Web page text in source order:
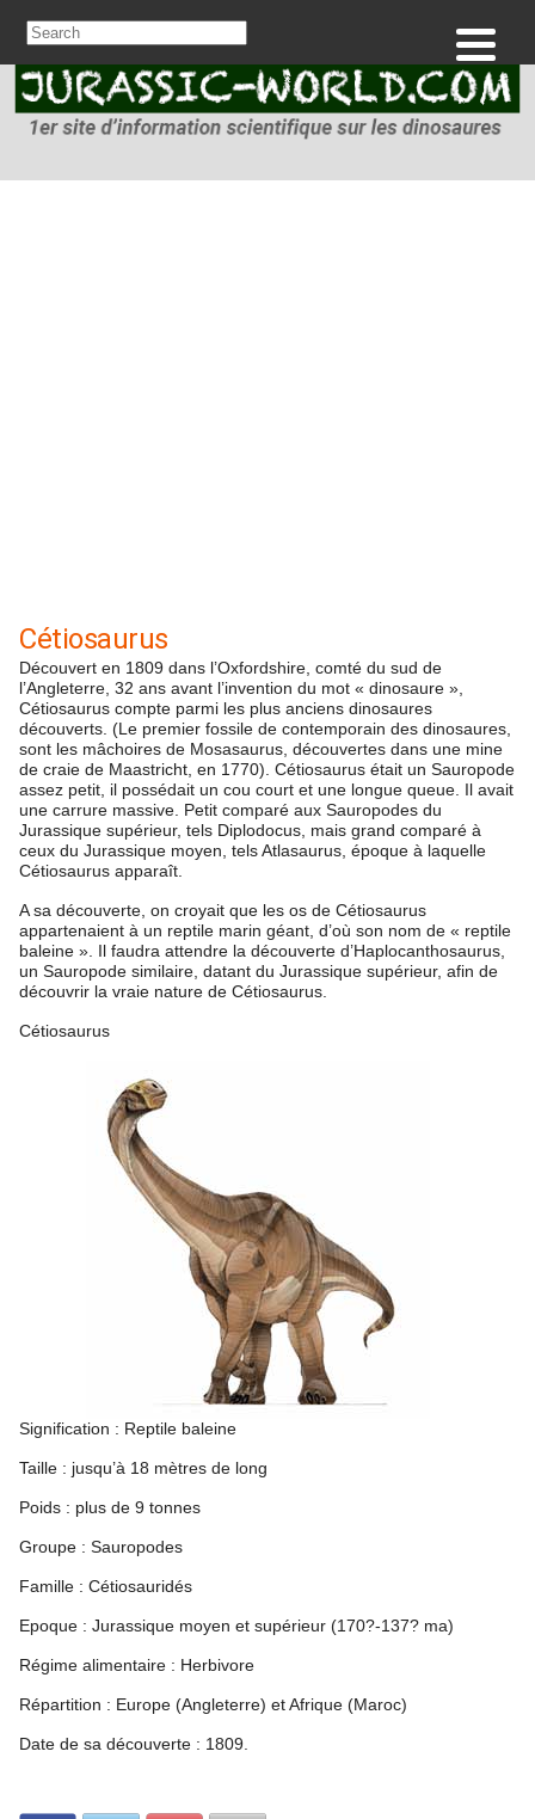
Cétiosaurus
Découvert en 1809 dans l’Oxfordshire, comté du sud de
l’Angleterre, 32 ans avant l’invention du mot « dinosaure »,
Cétiosaurus compte parmi les plus anciens dinosaures
découverts. (Le premier fossile de contemporain des dinosaures,
sont les mâchoires de Mosasaurus, découvertes dans une mine
de craie de Maastricht, en 1770). Cétiosaurus était un Sauropode
assez petit, il possédait un cou court et une longue queue. Il avait
une carrure massive. Petit comparé aux Sauropodes du
Jurassique supérieur, tels Diplodocus, mais grand comparé à
ceux du Jurassique moyen, tels Atlasaurus, époque à laquelle
Cétiosaurus apparaît.
A sa découverte, on croyait que les os de Cétiosaurus
appartenaient à un reptile marin géant, d’où son nom de « reptile
baleine ». Il faudra attendre la découverte d’Haplocanthosaurus,
un Sauropode similaire, datant du Jurassique supérieur, afin de
découvrir la vraie nature de Cétiosaurus.
Cétiosaurus
Signification : Reptile baleine
Taille : jusqu’à 18 mètres de long
Poids : plus de 9 tonnes
Groupe : Sauropodes
Famille : Cétiosauridés
Epoque : Jurassique moyen et supérieur (170?-137? ma)
Régime alimentaire : Herbivore
Répartition : Europe (Angleterre) et Afrique (Maroc)
Date de sa découverte : 1809.